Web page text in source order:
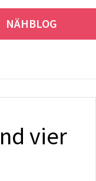
NÄHBLOG
vier